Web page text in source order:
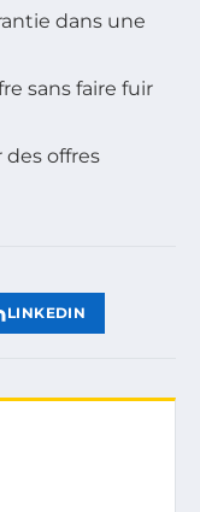
dans une
sans faire fuir
des offres
LINKEDIN